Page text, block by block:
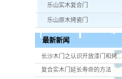
乐山实木复合门
乐山原木烤瓷门
最新新闻
长沙木门之认识开放漆门和烤...
复合实木门延长寿命的方法